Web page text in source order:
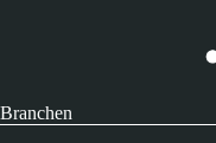
Branchen